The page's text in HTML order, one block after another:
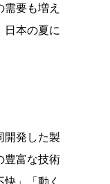
要も増え
日本の夏に
開発した製
豊富な技術
」「動く